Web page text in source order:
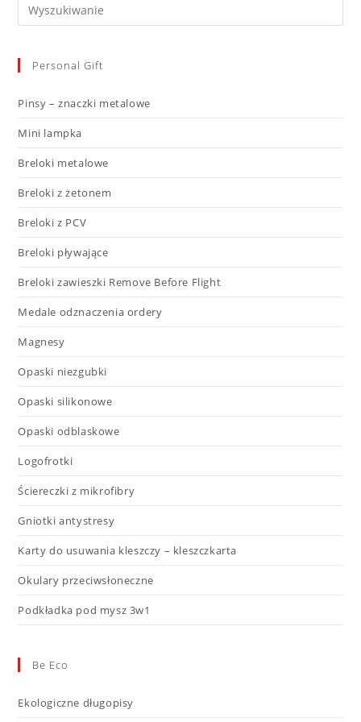
Personal Gift
Pinsy – znaczki metalowe
Mini lampka
Breloki metalowe
Breloki z żetonem
Breloki z PCV
Breloki pływające
Breloki zawieszki Remove Before Flight
Medale odznaczenia ordery
Magnesy
Opaski niezgubki
Opaski silikonowe
Opaski odblaskowe
Logofrotki
Ściereczki z mikrofibry
Gniotki antystresy
Karty do usuwania kleszczy – kleszczkarta
Okulary przeciwsłoneczne
Podkładka pod mysz 3w1
Be Eco
Ekologiczne długopisy